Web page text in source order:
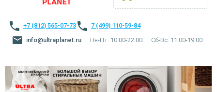
+7 (812) 565-07-73
7 (499) 110-59-84
info@ultraplanet.ru
Пн-Пт: 10:00-22:00 Сб-Вс: 11:00-19:00